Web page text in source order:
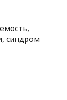
синдром